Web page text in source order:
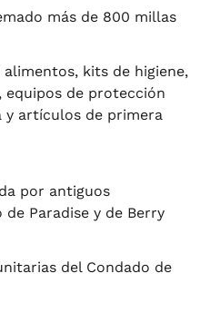
más de 800 millas
kits de higiene,
equipos de protección
y artículos de primera
por antiguos
Paradise y de Berry
del Condado de